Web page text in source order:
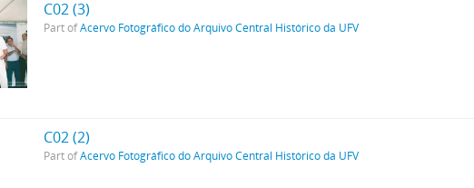
C02 (3)
Part ofAcervo Fotográfico do Arquivo Central Histórico da UFV
C02 (2)
Part ofAcervo Fotográfico do Arquivo Central Histórico da UFV